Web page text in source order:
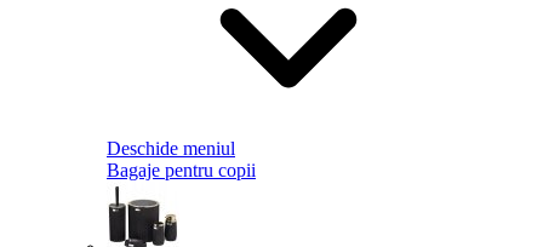
Deschide meniul
Bagaje pentru copii